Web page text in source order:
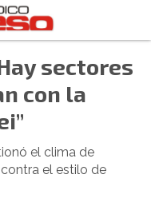
sectores
con la
el clima de
el estilo de